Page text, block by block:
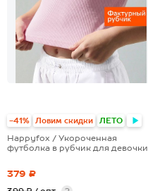
-41% Ловим скидки ЛЕТО
Happyfox / Укороченная
футболка в рубчик для девочки
379 ₽